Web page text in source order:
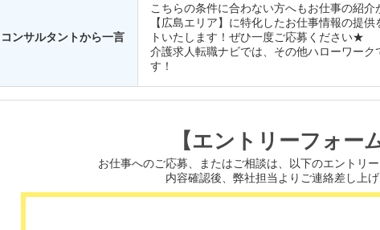
コンサルタントから一言
こちらの条件に合わない方へもお仕事の紹介
【広島エリア】に特化したお仕事情報の提
トいたします！ぜひ一度ご応募ください★
介護求人転職ナビでは、その他ハローワー
す！
【エントリーフォー
お仕事へのご応募、またはご相談は、
以下のエントリ
内容確認後、弊社担当よりご連絡差し上げ